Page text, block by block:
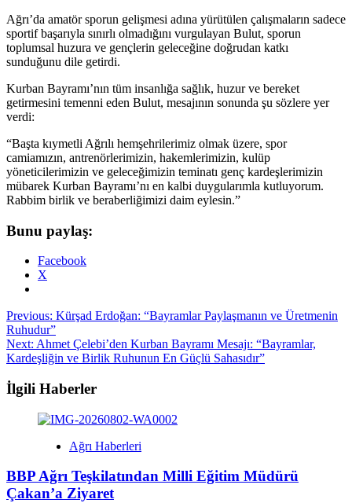
Ağrı’da amatör sporun gelişmesi adına yürütülen çalışmaların sadece
sportif başarıyla sınırlı olmadığını vurgulayan Bulut, sporun
toplumsal huzura ve gençlerin geleceğine doğrudan katkı
sunduğunu dile getirdi.
Kurban Bayramı’nın tüm insanlığa sağlık, huzur ve bereket
getirmesini temenni eden Bulut, mesajının sonunda şu sözlere yer
verdi:
“Başta kıymetli Ağrılı hemşehrilerimiz olmak üzere, spor
camiamızın, antrenörlerimizin, hakemlerimizin, kulüp
yöneticilerimizin ve geleceğimizin teminatı genç kardeşlerimizin
mübarek Kurban Bayramı’nı en kalbi duygularımla kutluyorum.
Rabbim birlik ve beraberliğimizi daim eylesin.”
Bunu paylaş:
Facebook
X
Post
navigation
Previous: Kürşad Erdoğan: “Bayramlar Paylaşmanın ve Üretmenin
Ruhudur”
Next: Ahmet Çelebi’den Kurban Bayramı Mesajı: “Bayramlar,
Kardeşliğin ve Birlik Ruhunun En Güçlü Sahasıdır”
İlgili Haberler
Ağrı Haberleri
BBP Ağrı Teşkilatından Milli Eğitim Müdürü
Çakan’a Ziyaret